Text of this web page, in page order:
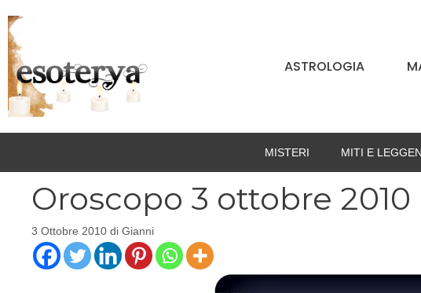
al
contenuto
ASTROLOGIA
MISTERI MITI E
Oroscopo 3 ottobre 2010
3 Ottobre 2010 di Gianni